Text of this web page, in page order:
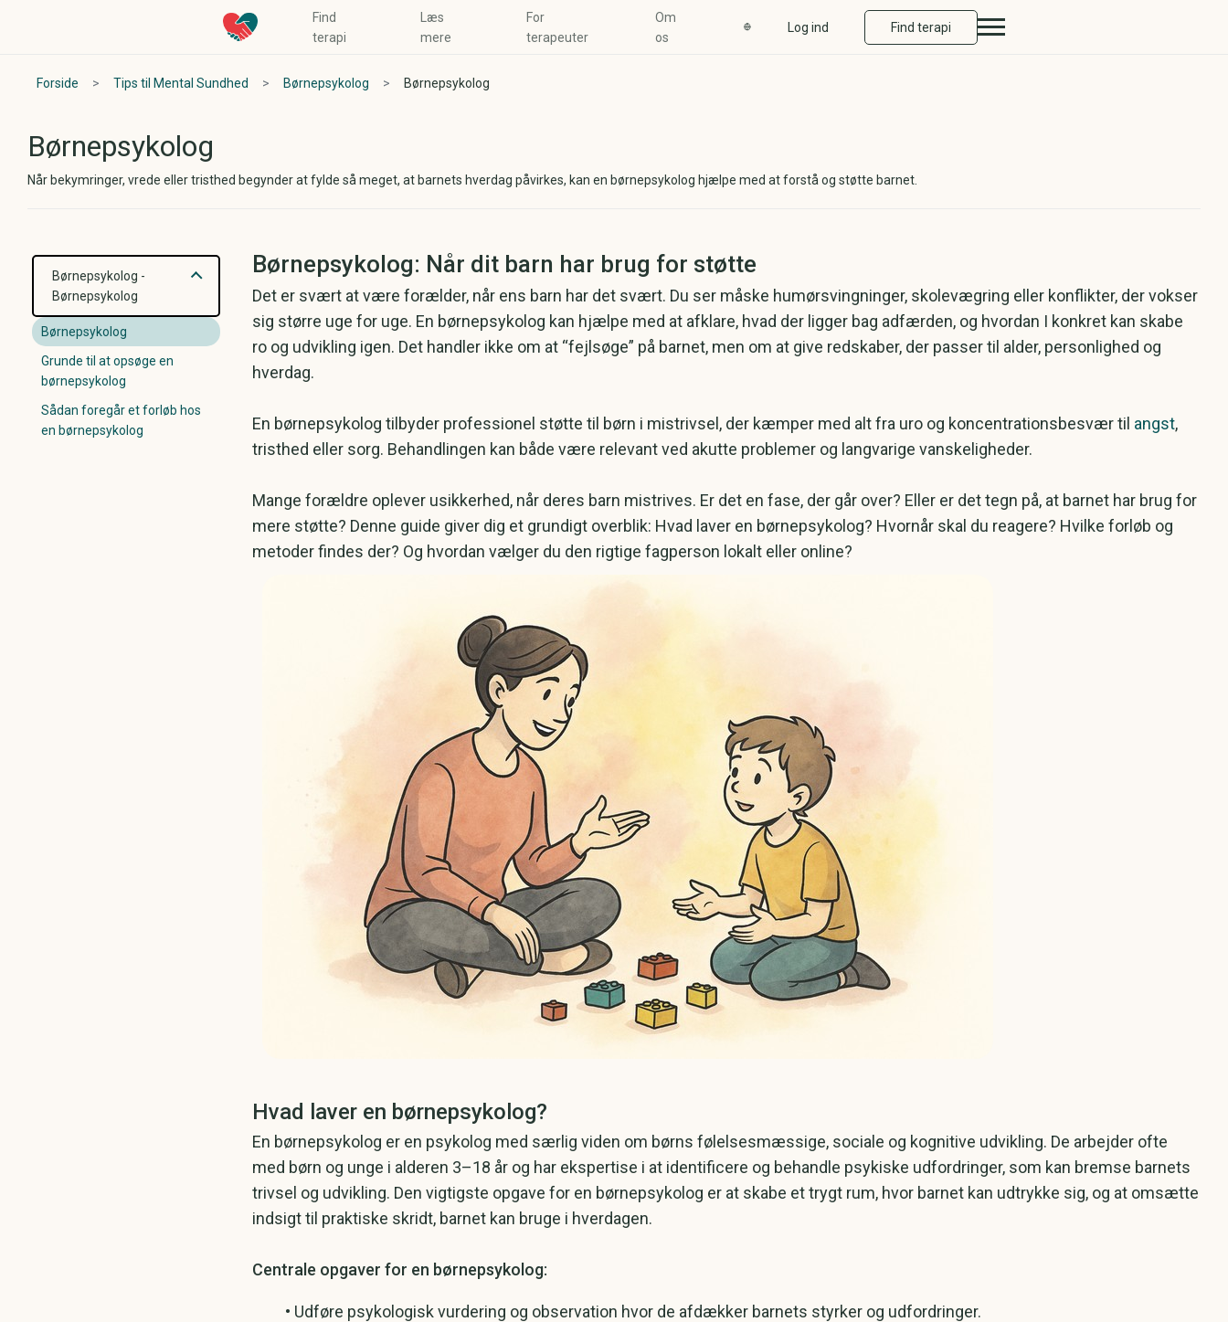
Find
terapi
Læs
mere
For
terapeuter
Om
os
Log ind Find terapi
Forside > Tips til Mental Sundhed > Børnepsykolog > Børnepsykolog
Børnepsykolog
Når bekymringer, vrede eller tristhed begynder at fylde så meget, at barnets hverdag påvirkes, kan en børnepsykolog hjælpe med at forstå og støtte barnet.
Børnepsykolog -
Børnepsykolog
Børnepsykolog
Grunde til at opsøge en
børnepsykolog
Sådan foregår et forløb hos
en børnepsykolog
Børnepsykolog: Når dit barn har brug for støtte
Det er svært at være forælder, når ens barn har det svært. Du ser måske humørsvingninger, skolevægring eller konflikter, der vokser
sig større uge for uge. En børnepsykolog kan hjælpe med at afklare, hvad der ligger bag adfærden, og hvordan I konkret kan skabe
ro og udvikling igen. Det handler ikke om at “fejlsøge” på barnet, men om at give redskaber, der passer til alder, personlighed og
hverdag.
En børnepsykolog tilbyder professionel støtte til børn i mistrivsel, der kæmper med alt fra uro og koncentrationsbesvær til angst,
tristhed eller sorg. Behandlingen kan både være relevant ved akutte problemer og langvarige vanskeligheder.
Mange forældre oplever usikkerhed, når deres barn mistrives. Er det en fase, der går over? Eller er det tegn på, at barnet har brug for
mere støtte? Denne guide giver dig et grundigt overblik: Hvad laver en børnepsykolog? Hvornår skal du reagere? Hvilke forløb og
metoder findes der? Og hvordan vælger du den rigtige fagperson lokalt eller online?
Hvad laver en børnepsykolog?
En børnepsykolog er en psykolog med særlig viden om børns følelsesmæssige, sociale og kognitive udvikling. De arbejder ofte
med børn og unge i alderen 3–18 år og har ekspertise i at identificere og behandle psykiske udfordringer, som kan bremse barnets
trivsel og udvikling. Den vigtigste opgave for en børnepsykolog er at skabe et trygt rum, hvor barnet kan udtrykke sig, og at omsætte
indsigt til praktiske skridt, barnet kan bruge i hverdagen.
Centrale opgaver for en børnepsykolog:
​• Udføre psykologisk vurdering og observation hvor de afdækker barnets styrker og udfordringer.